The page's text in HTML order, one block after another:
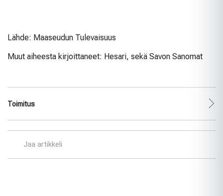
Lähde: Maaseudun Tulevaisuus
Muut aiheesta kirjoittaneet: Hesari, sekä Savon Sanomat
Toimitus
Jaa artikkeli